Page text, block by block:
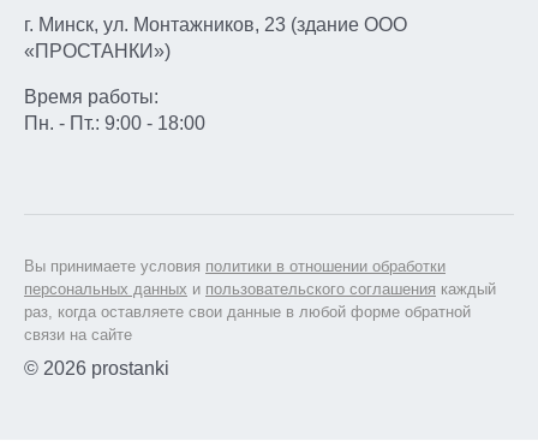
г. Минск, ул. Монтажников, 23 (здание ООО
«ПРОСТАНКИ»)
Время работы:
Пн. - Пт.: 9:00 - 18:00
Вы принимаете условия политики в отношении обработки
персональных данных и пользовательского соглашения каждый
раз, когда оставляете свои данные в любой форме обратной
связи на сайте
© 2026 prostanki